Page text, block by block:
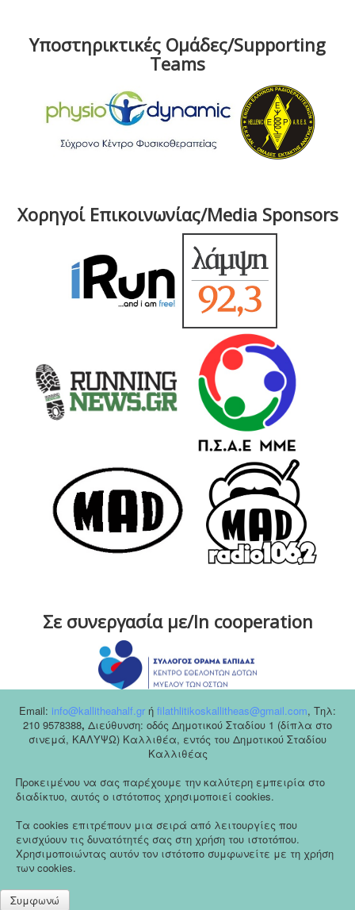
Υποστηρικτικές Ομάδες/Supporting
Teams
Χορηγοί Επικοινωνίας/Media Sponsors
Σε συνεργασία με/In cooperation
Email: info@kallitheahalf.gr ή filathlitikoskallitheas@gmail.com, Tηλ:
210 9578388, Διεύθυνση: οδός Δημοτικού Σταδίου 1 (δίπλα στο
σινεμά, ΚΑΛΥΨΩ) Καλλιθέα, εντός του Δημοτικού Σταδίου
Καλλιθέας
Προκειμένου να σας παρέχουμε την καλύτερη εμπειρία στο
διαδίκτυο, αυτός ο ιστότοπος χρησιμοποιεί cookies.
Τα cookies επιτρέπουν μια σειρά από λειτουργίες που
ενισχύουν τις δυνατότητές σας στη χρήση του ιστοτόπου.
Χρησιμοποιώντας αυτόν τον ιστότοπο συμφωνείτε με τη χρήση
των cookies.
Συμφωνώ